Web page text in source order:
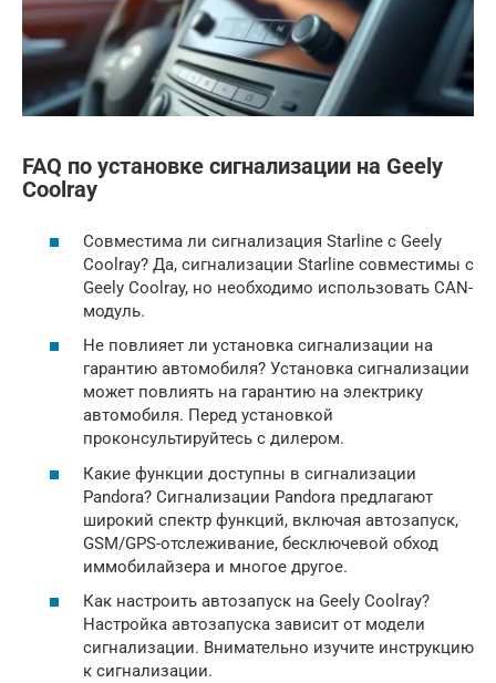
FAQ по установке сигнализации на Geely
Coolray
Совместима ли сигнализация Starline с Geely
Coolray? Да, сигнализации Starline совместимы с
Geely Coolray, но необходимо использовать CAN-
модуль.
Не повлияет ли установка сигнализации на
гарантию автомобиля? Установка сигнализации
может повлиять на гарантию на электрику
автомобиля. Перед установкой
проконсультируйтесь с дилером.
Какие функции доступны в сигнализации
Pandora? Сигнализации Pandora предлагают
широкий спектр функций, включая автозапуск,
GSM/GPS-отслеживание, бесключевой обход
иммобилайзера и многое другое.
Как настроить автозапуск на Geely Coolray?
Настройка автозапуска зависит от модели
сигнализации. Внимательно изучите инструкцию
к сигнализации.